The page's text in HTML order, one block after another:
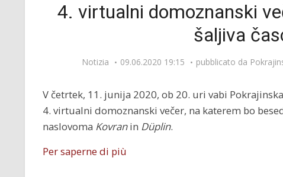
4. virtualni domoznanski
šaljiva
Notizia 09.06.2020 19:15 pubblicato da
V četrtek, 11. junija 2020, ob 20. uri vabi
4. virtualni domoznanski večer, na katerem bo
naslovoma Kovranin Düplin.
Per saperne di più